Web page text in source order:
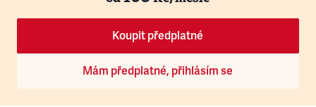
Koupit předplatné
Mám předplatné, přihlásím se